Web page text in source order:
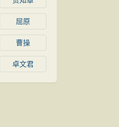
屈原
曹操
卓文君